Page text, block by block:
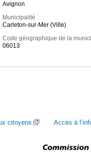
Avignon
Municipalité
Carleton-sur-Mer (Ville)
Code géographique de la
06013
citoyens Accès à